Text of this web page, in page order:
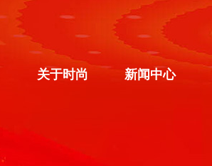
关于时尚 新闻中心